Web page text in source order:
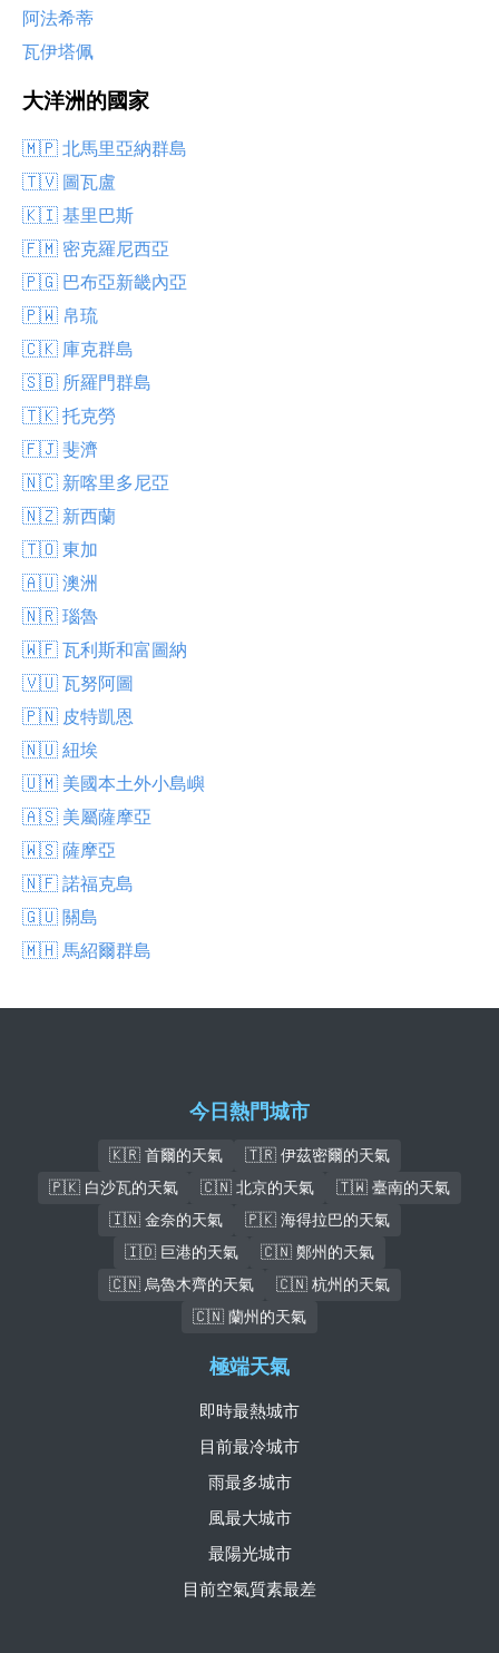
阿法希蒂
瓦伊塔佩
大洋洲的國家
🇲🇵 北馬里亞納群島
🇹🇻 圖瓦盧
🇰🇮 基里巴斯
🇫🇲 密克羅尼西亞
🇵🇬 巴布亞新畿內亞
🇵🇼 帛琉
🇨🇰 庫克群島
🇸🇧 所羅門群島
🇹🇰 托克勞
🇫🇯 斐濟
🇳🇨 新喀里多尼亞
🇳🇿 新西蘭
🇹🇴 東加
🇦🇺 澳洲
🇳🇷 瑙魯
🇼🇫 瓦利斯和富圖納
🇻🇺 瓦努阿圖
🇵🇳 皮特凱恩
🇳🇺 紐埃
🇺🇲 美國本土外小島嶼
🇦🇸 美屬薩摩亞
🇼🇸 薩摩亞
🇳🇫 諾福克島
🇬🇺 關島
🇲🇭 馬紹爾群島
今日熱門城市
🇰🇷 首爾的天氣
🇹🇷 伊茲密爾的天氣
🇵🇰 白沙瓦的天氣
🇨🇳 北京的天氣
🇹🇼 臺南的天氣
🇮🇳 金奈的天氣
🇵🇰 海得拉巴的天氣
🇮🇩 巨港的天氣
🇨🇳 鄭州的天氣
🇨🇳 烏魯木齊的天氣
🇨🇳 杭州的天氣
🇨🇳 蘭州的天氣
極端天氣
即時最熱城市
目前最冷城市
雨最多城市
風最大城市
最陽光城市
目前空氣質素最差